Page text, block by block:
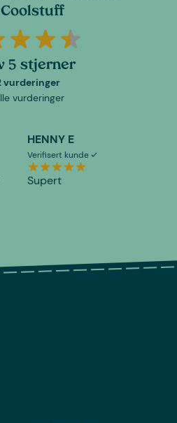
5 stjerner
vurderinger
vurderinger
HENNY E
Verifisert kunde
Supert